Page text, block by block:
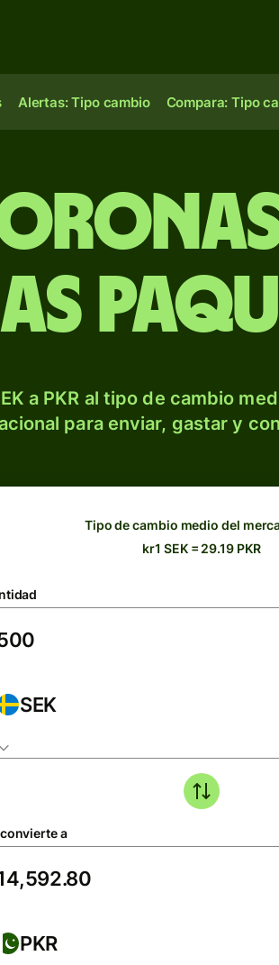
Alertas: Tipo cambio Compara: Tipo
a PKR al tipo de cambio
para enviar, gastar y
Tipo de cambio medio del
kr1 SEK = 29.19 PKR
SEK
a
PKR